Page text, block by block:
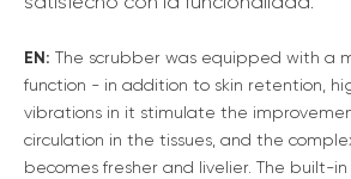
EN: The scrubber was equipped with a
function - in addition to skin retention,
vibrations in it stimulate the
circulation in the tissues, and the
becomes fresher and livelier. The built-